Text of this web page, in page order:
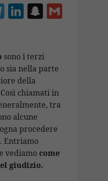
T
gr
a
m
Li
e
dI
n
S
p
c
h
at
G
sono i terzi
sia nella parte
della
chiamati in
tra
alcune
procedere
Entriamo
vediamocome
giudizio.